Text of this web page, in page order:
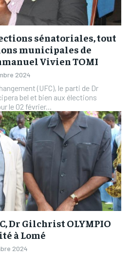
sénatoriales, tout
municipales de
Vivien TOMI
2024
(UFC), le parti de Dr
bel et bien aux élections
le 02 février...
Dr Gilchrist OLYMPIO
à Lomé
2024